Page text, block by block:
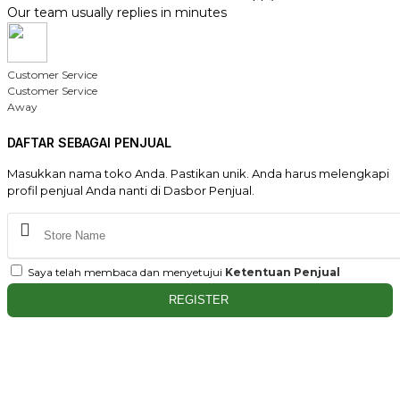
Our team usually replies in minutes
Customer Service
Customer Service
Away
DAFTAR SEBAGAI PENJUAL
Masukkan nama toko Anda. Pastikan unik. Anda harus melengkapi
profil penjual Anda nanti di Dasbor Penjual.
Saya telah membaca dan menyetujui Ketentuan Penjual
REGISTER